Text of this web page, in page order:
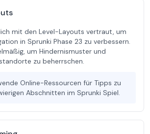
mit den Level-Layouts vertraut, um
in Sprunki Phase 23 zu verbessern.
um Hindernismuster und
zu beherrschen.
Online-Ressourcen für Tipps zu
Abschnitten im Sprunki Spiel.